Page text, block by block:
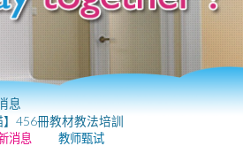
息
456冊教材教法培訓
消息 教师甄试